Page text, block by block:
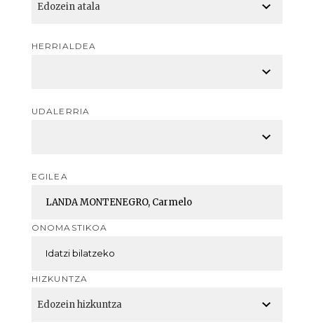
HERRIALDEA
UDALERRIA
EGILEA
ONOMASTIKOA
HIZKUNTZA